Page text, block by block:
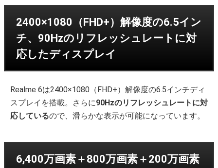
2400×1080（FHD+）解像度の6.5イン
チ、90Hzのリフレッシュレートに対
応したディスプレイ
Realme 6は2400×1080（FHD+）解像度の6.5インチディ
スプレイを搭載。さらに90Hzのリフレッシュレートに対
応しているので、滑らかな表示が可能になっています。
6,400万画素＋800万画素＋200万画素